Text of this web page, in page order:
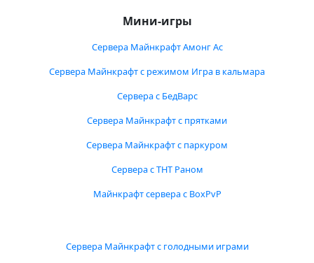
Мини-игры
Сервера Майнкрафт Амонг Ас
Сервера Майнкрафт с режимом Игра в кальмара
Сервера с БедВарс
Сервера Майнкрафт с прятками
Сервера Майнкрафт с паркуром
Сервера с ТНТ Раном
Майнкрафт сервера с BoxPvP
Сервера Майнкрафт с голодными играми